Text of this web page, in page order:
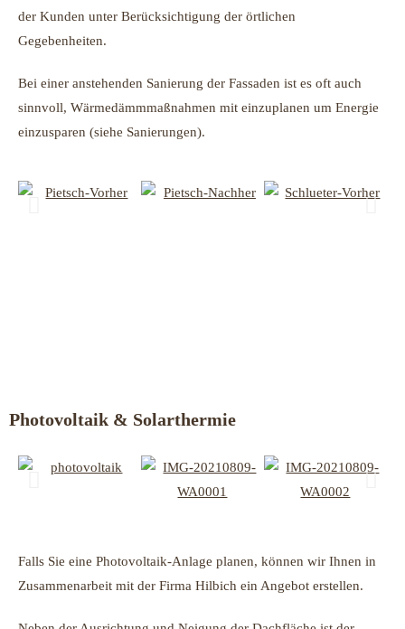
der Kunden unter Berücksichtigung der örtlichen
Gegebenheiten.
Bei einer anstehenden Sanierung der Fassaden ist es oft auch
sinnvoll, Wärmedämmmaßnahmen mit einzuplanen um Energie
einzusparen (siehe Sanierungen).
Photovoltaik & Solarthermie
Falls Sie eine Photovoltaik-Anlage planen, können wir Ihnen in
Zusammenarbeit mit der Firma Hilbich ein Angebot erstellen.